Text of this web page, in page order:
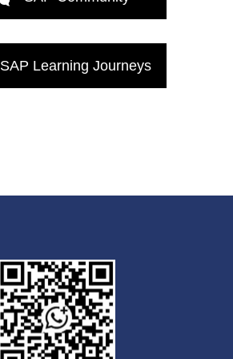
SAP Learning Journeys